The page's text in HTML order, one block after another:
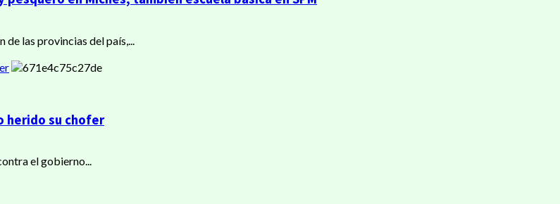
las provincias del país,...
herido su chofer
el gobierno...